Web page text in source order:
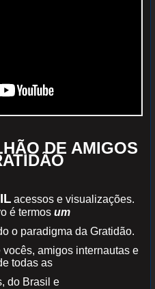
DE AMIGOS
acessos e visualizações.
é termos um
o paradigma da Gratidão.
amigos internautas e
todas as
do Brasil e